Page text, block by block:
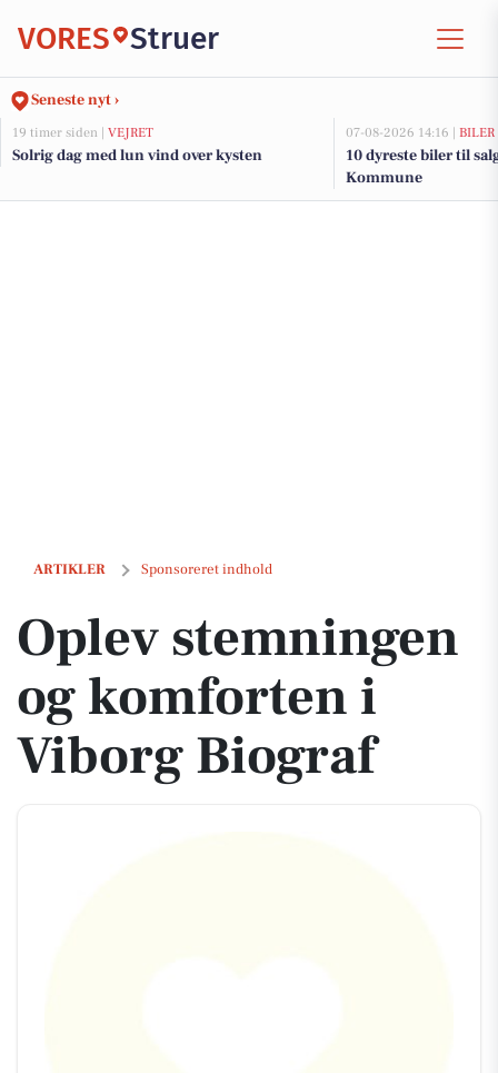
VORES Struer
Seneste nyt ›
19 timer siden | VEJRET
Solrig dag med lun vind over kysten
07-08-2026 14:16 | BILER
10 dyreste biler til
Kommune
ARTIKLER Sponsoreret indhold
Oplev stemningen og komforten i Viborg Biograf
Oplev stemningen
og komforten i
Viborg Biograf